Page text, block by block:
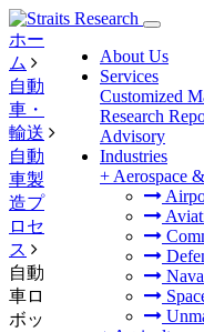
About Us
Services
Customized
Research
Advisory
Industries
+ Aerospace
ホー
ム
自動
車・
輸送
自動
車製
造プ
ロセ
ス
自動
車ロ
ボッ